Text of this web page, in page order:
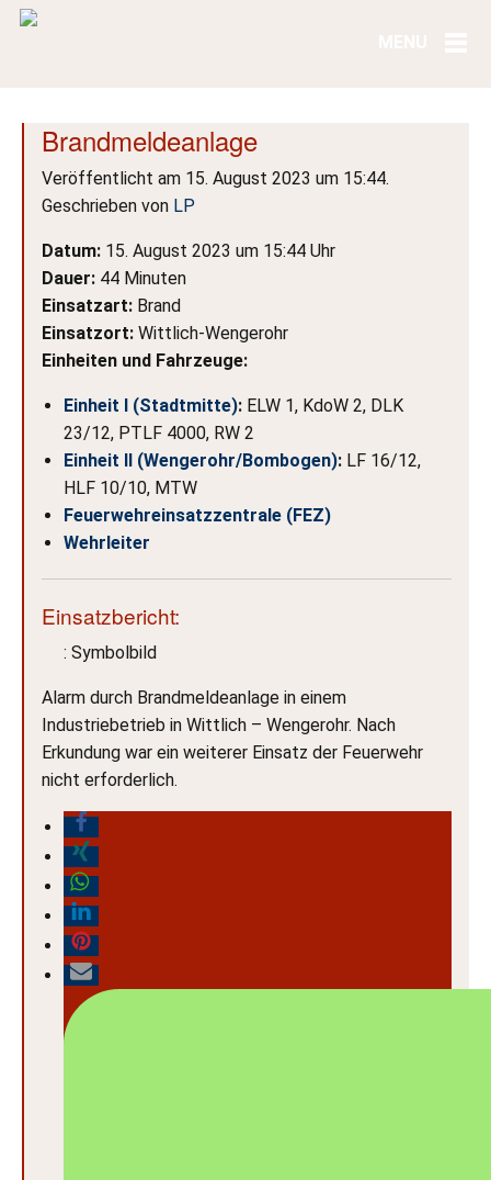
Brandmeldeanlage
Veröffentlicht am 15. August 2023 um 15:44.
Geschrieben von LP
Datum: 15. August 2023 um 15:44 Uhr
Dauer: 44 Minuten
Einsatzart: Brand
Einsatzort: Wittlich-Wengerohr
Einheiten und Fahrzeuge:
Einheit I (Stadtmitte): ELW 1, KdoW 2, DLK
23/12, PTLF 4000, RW 2
Einheit II (Wengerohr/Bombogen): LF 16/12,
HLF 10/10, MTW
Feuerwehreinsatzzentrale (FEZ)
Wehrleiter
Einsatzbericht:
: Symbolbild
Alarm durch Brandmeldeanlage in einem
Industriebetrieb in Wittlich – Wengerohr. Nach
Erkundung war ein weiterer Einsatz der Feuerwehr
nicht erforderlich.